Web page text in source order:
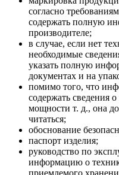
согласно
содержать полную
производителе;
в случае, если нет
необходимые
указать полную
документах и на
помимо того, что
содержать сведения
мощности т. д., она
читаться;
обоснование
паспорт изделия;
руководство по
информацию о